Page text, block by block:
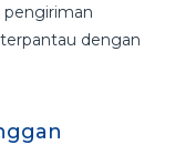
dengan